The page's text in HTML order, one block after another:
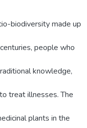
biodiversity made up
people who
knowledge,
treat illnesses. The
plants in the